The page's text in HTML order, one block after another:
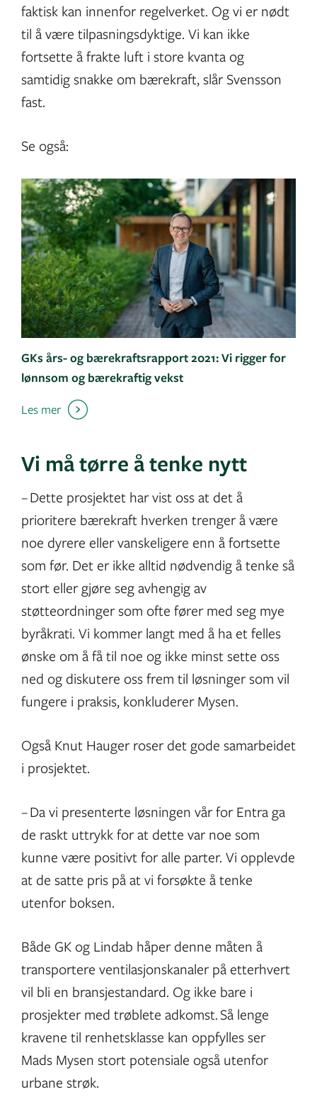
faktisk kan innenfor regelverket. Og vi er nødt
til å være tilpasningsdyktige. Vi kan ikke
fortsette å frakte luft i store kvanta og
samtidig snakke om bærekraft, slår Svensson
fast.
Se også:
GKs års- og bærekraftsrapport 2021: Vi rigger for
lønnsom og bærekraftig vekst
Les mer
Vi må tørre å tenke nytt
– Dette prosjektet har vist oss at det å
prioritere bærekraft hverken trenger å være
noe dyrere eller vanskeligere enn å fortsette
som før. Det er ikke alltid nødvendig å tenke så
stort eller gjøre seg avhengig av
støtteordninger som ofte fører med seg mye
byråkrati. Vi kommer langt med å ha et felles
ønske om å få til noe og ikke minst sette oss
ned og diskutere oss frem til løsninger som vil
fungere i praksis, konkluderer Mysen.
Også Knut Hauger roser det gode samarbeidet
i prosjektet.
– Da vi presenterte løsningen vår for Entra ga
de raskt uttrykk for at dette var noe som
kunne være positivt for alle parter. Vi opplevde
at de satte pris på at vi forsøkte å tenke
utenfor boksen.
Både GK og Lindab håper denne måten å
transportere ventilasjonskanaler på etterhvert
vil bli en bransjestandard. Og ikke bare i
prosjekter med trøblete adkomst. Så lenge
kravene til renhetsklasse kan oppfylles ser
Mads Mysen stort potensiale også utenfor
urbane strøk.